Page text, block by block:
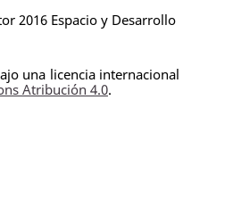
2016 Espacio y Desarrollo
una licencia internacional
Atribución 4.0.